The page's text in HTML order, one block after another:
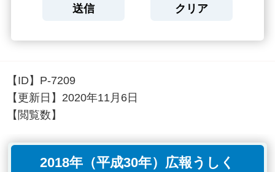
【ID】 P-7209
【更新日】 2020年11月6日
【閲覧数】
2018年（平成30年）広報うしく